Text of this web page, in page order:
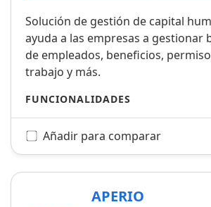
Solución de gestión de capital
ayuda a las empresas a gestionar
de empleados, beneficios,
trabajo y más.
FUNCIONALIDADES
Añadir para comparar
APERIO